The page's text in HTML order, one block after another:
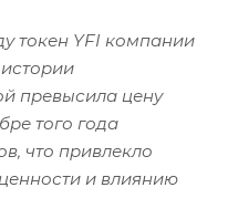
токен YFI компании
превысила цену
того года
что привлекло
и влиянию